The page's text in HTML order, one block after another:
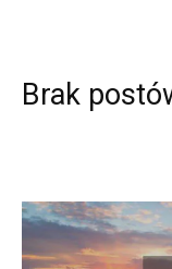
Brak